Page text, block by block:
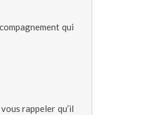
qui
rappeler qu’il